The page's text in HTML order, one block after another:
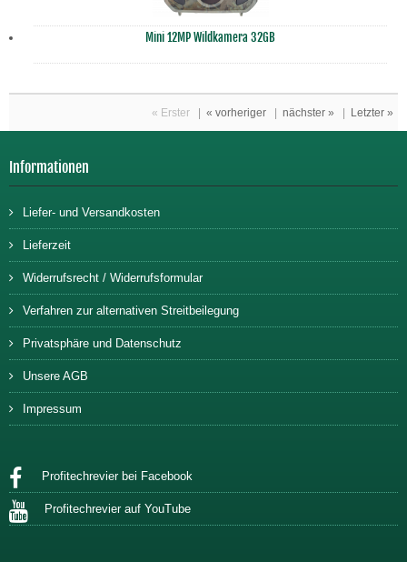
Mini 12MP Wildkamera 32GB
« Erster | « vorheriger | nächster » | Letzter »
Informationen
Liefer- und Versandkosten
Lieferzeit
Widerrufsrecht / Widerrufsformular
Verfahren zur alternativen Streitbeilegung
Privatsphäre und Datenschutz
Unsere AGB
Impressum
Profitechrevier bei Facebook
Profitechrevier auf YouTube